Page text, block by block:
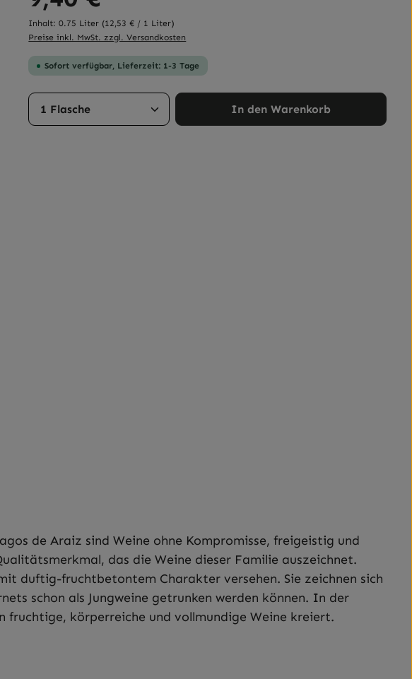
Inhalt:0.75 Liter (12,53 € / 1 Liter)
Preise inkl. MwSt. zzgl. Versandkosten
Sofort verfügbar, Lieferzeit: 1-3 Tage
Produkt Anzahl: Gib den gewünschten Wert
In den Warenkorb
de Araiz sind Weine ohne Kompromisse, freigeistig und
das die Weine dieser Familie auszeichnet.
duftig-fruchtbetontem Charakter versehen. Sie zeichnen sich
schon als Jungweine getrunken werden können. In der
körperreiche und vollmundige Weine kreiert.